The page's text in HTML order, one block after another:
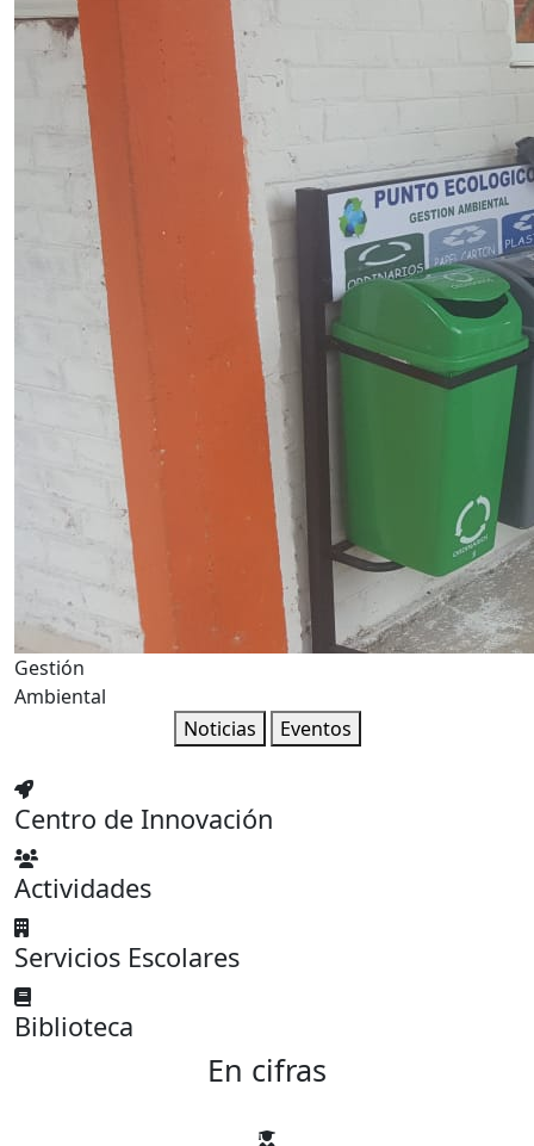
Gestión
Ambiental
Noticias
Eventos
Centro de Innovación
Actividades
Servicios Escolares
Biblioteca
En cifras